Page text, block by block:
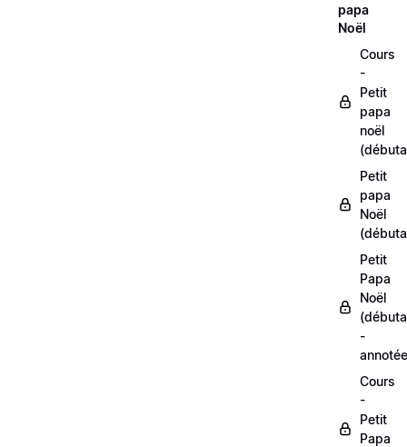
papa
Noël
Cours
-
Petit
papa
noël
Petit
papa
Noël
Petit
Papa
Noël
-
Cours
-
Petit
Papa